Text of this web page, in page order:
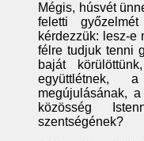
Mégis, húsvét
feletti
kérdezzük: lesz-e
félre tudjuk tenni
baját
együttlétnek,
megújulásának,
közösség
szentségének?